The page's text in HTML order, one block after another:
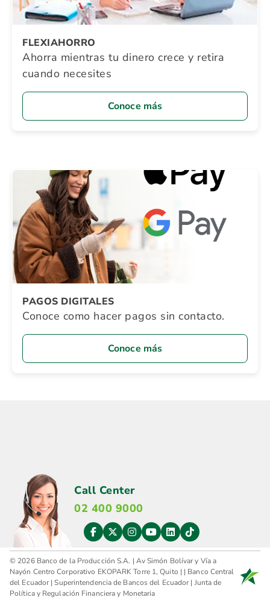
FLEXIAHORRO
Ahorra mientras tu dinero crece y retira
cuando necesites
Conoce más
PAGOS DIGITALES
Conoce como hacer pagos sin contacto.
Conoce más
Call Center
02 400 9000
© 2026 Banco de la Producción S.A. | Av Simón Bolívar y Vía a
Nayón Centro Corporativo EKOPARK Torre 1, Quito | | Banco Central
del Ecuador |Superintendencia de Bancos del Ecuador | Junta de
Política y Regulación Financiera y Monetaria